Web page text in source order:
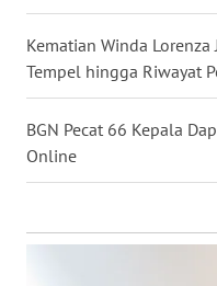
Kematian Winda
Tempel hingga Riwayat
BGN Pecat 66 Kepala
Online
WN
JOGJA
WN